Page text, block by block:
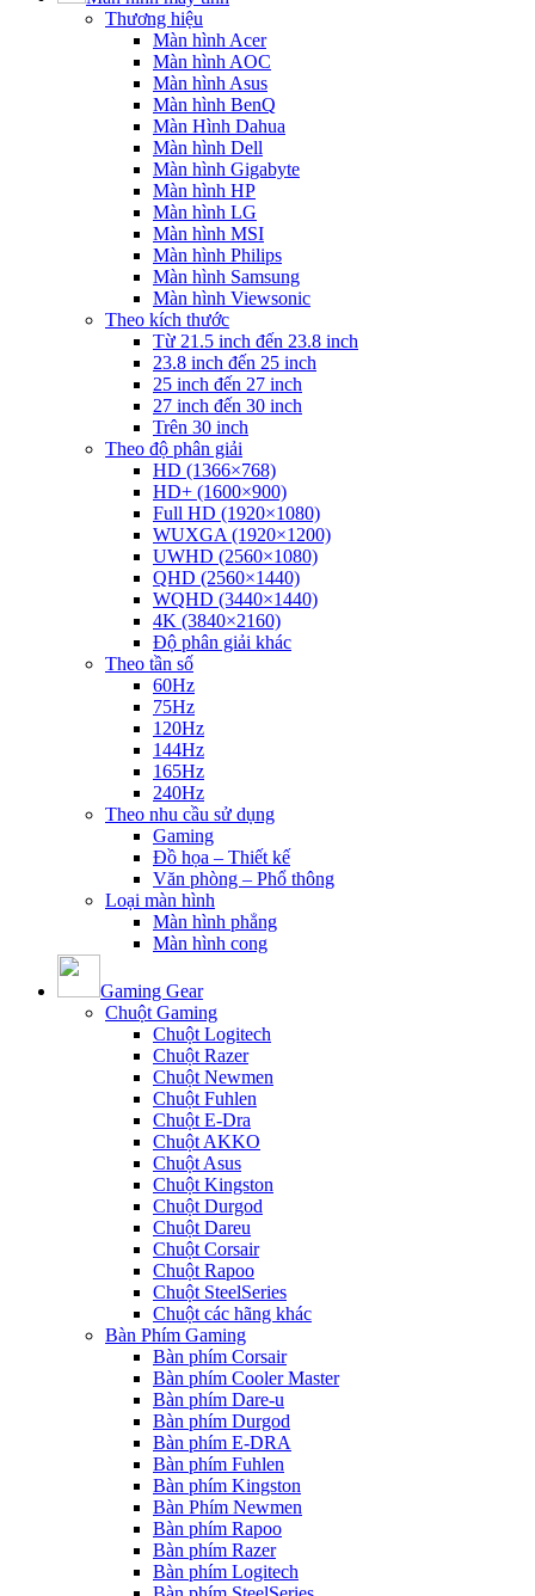
Thương hiệu
Màn hình Acer
Màn hình AOC
Màn hình Asus
Màn hình BenQ
Màn Hình Dahua
Màn hình Dell
Màn hình Gigabyte
Màn hình HP
Màn hình LG
Màn hình MSI
Màn hình Philips
Màn hình Samsung
Màn hình Viewsonic
Theo kích thước
Từ 21.5 inch đến 23.8 inch
23.8 inch đến 25 inch
25 inch đến 27 inch
27 inch đến 30 inch
Trên 30 inch
Theo độ phân giải
HD (1366×768)
HD+ (1600×900)
Full HD (1920×1080)
WUXGA (1920×1200)
UWHD (2560×1080)
QHD (2560×1440)
WQHD (3440×1440)
4K (3840×2160)
Độ phân giải khác
Theo tần số
60Hz
75Hz
120Hz
144Hz
165Hz
240Hz
Theo nhu cầu sử dụng
Gaming
Đồ họa – Thiết kế
Văn phòng – Phổ thông
Loại màn hình
Màn hình phẳng
Màn hình cong
Gaming Gear
Chuột Gaming
Chuột Logitech
Chuột Razer
Chuột Newmen
Chuột Fuhlen
Chuột E-Dra
Chuột AKKO
Chuột Asus
Chuột Kingston
Chuột Durgod
Chuột Dareu
Chuột Corsair
Chuột Rapoo
Chuột SteelSeries
Chuột các hãng khác
Bàn Phím Gaming
Bàn phím Corsair
Bàn phím Cooler Master
Bàn phím Dare-u
Bàn phím Durgod
Bàn phím E-DRA
Bàn phím Fuhlen
Bàn phím Kingston
Bàn Phím Newmen
Bàn phím Rapoo
Bàn phím Razer
Bàn phím Logitech